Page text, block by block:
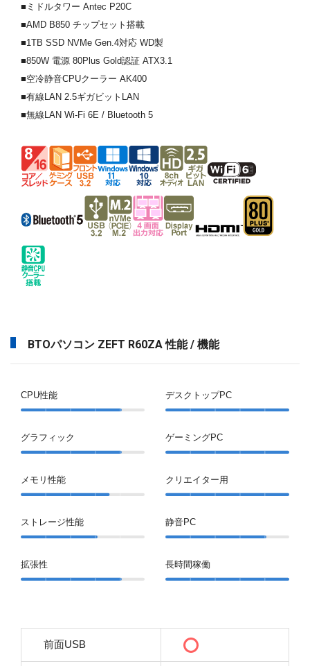
■ミドルタワー Antec P20C
■AMD B850 チップセット搭載
■1TB SSD NVMe Gen.4対応 WD製
■850W 電源 80Plus Gold認証 ATX3.1
■空冷静音CPUクーラー AK400
■有線LAN 2.5ギガビットLAN
■無線LAN Wi-Fi 6E / Bluetooth 5
BTOパソコン ZEFT R60ZA 性能 / 機能
CPU性能
グラフィック
メモリ性能
ストレージ性能
拡張性
デスクトップPC
ゲーミングPC
クリエイター用
静音PC
長時間稼働
前面USB